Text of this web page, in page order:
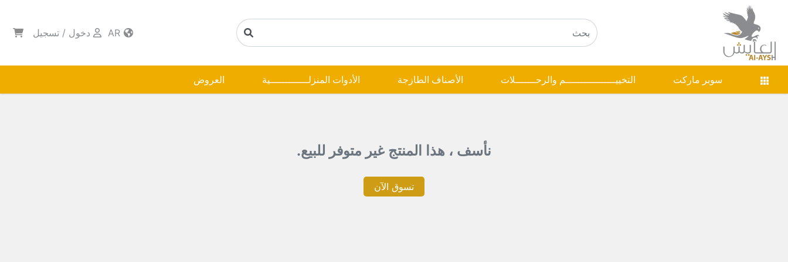
دخول / تسجيل
سوبر ماركت التخييـــــــــــــــــم والرحـــــــلات الأصناف الطازجة الأدوات المنزلـــــــــــــية العروض
نأسف ، هذا المنتج غير متوفر للبيع.
تسوق الآن